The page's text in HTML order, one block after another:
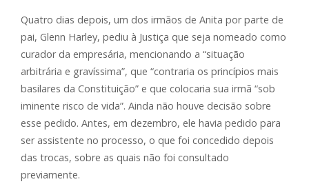
Quatro dias depois, um dos irmãos de Anita por parte de
pai, Glenn Harley, pediu à Justiça que seja nomeado como
curador da empresária, mencionando a “situação
arbitrária e gravíssima”, que “contraria os princípios mais
basilares da Constituição” e que colocaria sua irmã “sob
iminente risco de vida”. Ainda não houve decisão sobre
esse pedido. Antes, em dezembro, ele havia pedido para
ser assistente no processo, o que foi concedido depois
das trocas, sobre as quais não foi consultado
previamente.